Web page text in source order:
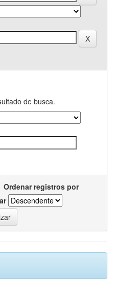
de busca.
Ordenar registros por